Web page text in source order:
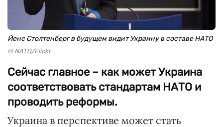
Йенс Столтенберг в будущем видит Украину в составе НАТО
© NATO/Flickr
Сейчас главное – как может Украина
соответствовать стандартам НАТО и
проводить реформы.
Украина в перспективе может стать